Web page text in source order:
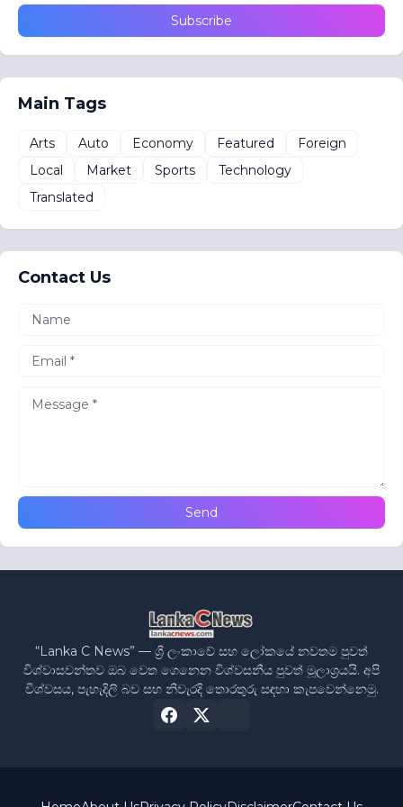
Main Tags
Arts Auto Economy Featured
Foreign
Local
Market Sports
Technology
Translated
Contact Us
“Lanka C News” — ශ්‍රී ලංකාවේ සහ ලෝකයේ නවතම පුවත්
විශ්වාසවන්තව ඔබ වෙත ගෙනෙන විශ්වසනීය පුවත් මූලාශ්‍රයයි. අපි
විශ්වසය, පැහැදිලි බව සහ නිවැරදි තොරතුරු සඳහා කැපවෙන්නෙමු.